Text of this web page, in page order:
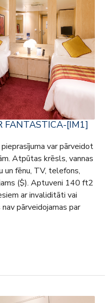
FANTASTICA-[IM1]
var pārveidot
Atpūtas krēsls, vannas
un fēnu, TV, telefons,
($). Aptuveni 140 ft2
ar invaliditāti vai
pārveidojamas par